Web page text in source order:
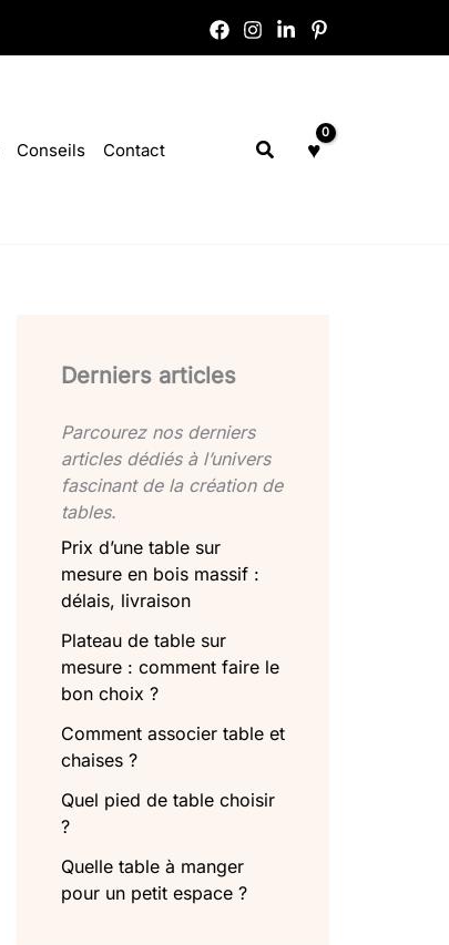
Conseils Contact Rechercher
Derniers articles
Parcourez nos derniers
articles dédiés à l’univers
fascinant de la création de
tables.
Prix d’une table sur
mesure en bois massif :
délais, livraison
Plateau de table sur
mesure : comment faire le
bon choix ?
Comment associer table et
chaises ?
Quel pied de table choisir
?
Quelle table à manger
pour un petit espace ?